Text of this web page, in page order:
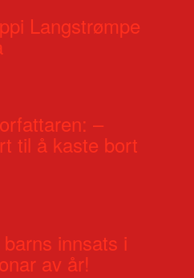
Langstrømpe
–
til å kaste bort
innsats i
av år!